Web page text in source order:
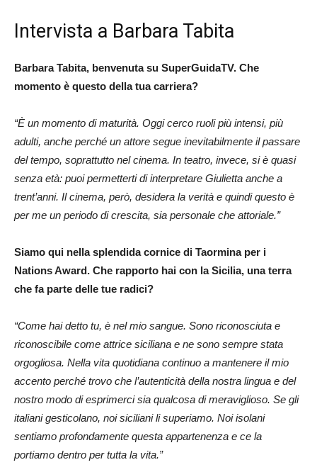
Intervista a Barbara Tabita
Barbara Tabita, benvenuta su SuperGuidaTV. Che
momento è questo della tua carriera?
“È un momento di maturità. Oggi cerco ruoli più intensi, più
adulti, anche perché un attore segue inevitabilmente il passare
del tempo, soprattutto nel cinema. In teatro, invece, si è quasi
senza età: puoi permetterti di interpretare Giulietta anche a
trent’anni. Il cinema, però, desidera la verità e quindi questo è
per me un periodo di crescita, sia personale che attoriale.”
Siamo qui nella splendida cornice di Taormina per i
Nations Award. Che rapporto hai con la Sicilia, una terra
che fa parte delle tue radici?
“Come hai detto tu, è nel mio sangue. Sono riconosciuta e
riconoscibile come attrice siciliana e ne sono sempre stata
orgogliosa. Nella vita quotidiana continuo a mantenere il mio
accento perché trovo che l’autenticità della nostra lingua e del
nostro modo di esprimerci sia qualcosa di meraviglioso. Se gli
italiani gesticolano, noi siciliani li superiamo. Noi isolani
sentiamo profondamente questa appartenenza e ce la
portiamo dentro per tutta la vita.”